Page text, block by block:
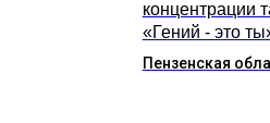
концентрации
«Гений - это
Пензенская